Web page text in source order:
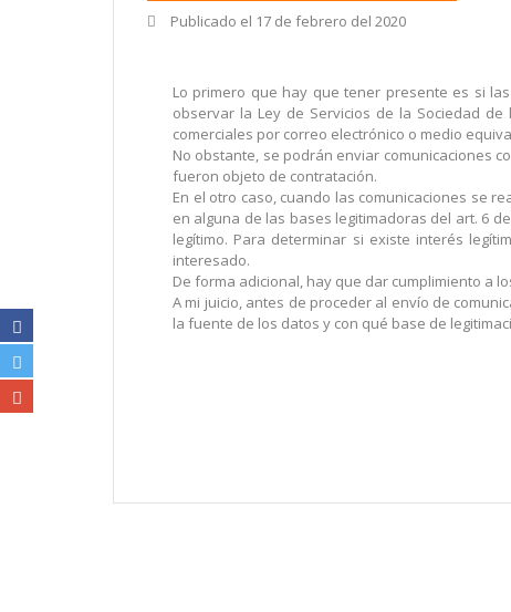
Publicado el 17 de febrero del 2020
Lo primero que hay que tener presente es si
observar la Ley de Servicios de la Sociedad de
comerciales por correo electrónico o medio
No obstante, se podrán enviar comunicaciones
fueron objeto de contratación.
En el otro caso, cuando las comunicaciones se
en alguna de las bases legitimadoras del art. 6
legítimo. Para determinar si existe interés
interesado.
De forma adicional, hay que dar cumplimiento a
A mi juicio, antes de proceder al envío de
la fuente de los datos y con qué base de